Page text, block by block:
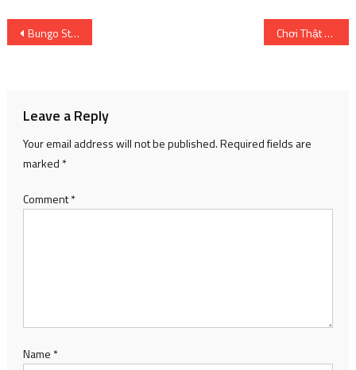
Post
Bungo Stray Dogs 4 tập. 46 Chơi Thật Hay Nhé Các Bạn – tập 20
Leave a Reply
Your email address will not be published.Required fields are
marked *
Comment*
Name *